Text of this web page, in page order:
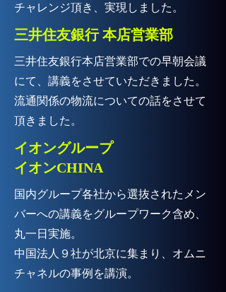
チャレンジ頂き、実現しました。
三井住友銀行 本店営業部
三井住友銀行本店営業部での早朝会議
にて、講義をさせていただきました。
​流通関係の物流についての話をさせて
頂きました。
​イオングループ
イオンCHINA
国内グループ各社から選抜されたメン
バーへの講義をグループワーク含め、
丸一日実施。
中国法人９社が北京に集まり、オムニ
チャネルの事例を講演。